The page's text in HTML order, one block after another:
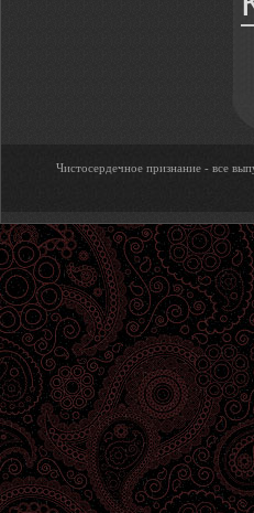
Чистосердечное признание - все